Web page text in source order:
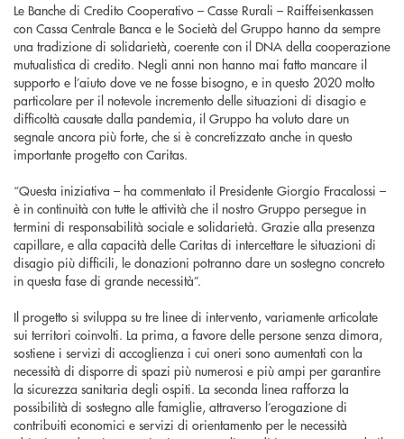
Le Banche di Credito Cooperativo – Casse Rurali – Raiffeisenkassen
con Cassa Centrale Banca e le Società del Gruppo hanno da sempre
una tradizione di solidarietà, coerente con il DNA della cooperazione
mutualistica di credito. Negli anni non hanno mai fatto mancare il
supporto e l’aiuto dove ve ne fosse bisogno, e in questo 2020 molto
particolare per il notevole incremento delle situazioni di disagio e
difficoltà causate dalla pandemia, il Gruppo ha voluto dare un
segnale ancora più forte, che si è concretizzato anche in questo
importante progetto con Caritas.
“Questa iniziativa – ha commentato il Presidente Giorgio Fracalossi –
è in continuità con tutte le attività che il nostro Gruppo persegue in
termini di responsabilità sociale e solidarietà. Grazie alla presenza
capillare, e alla capacità delle Caritas di intercettare le situazioni di
disagio più difficili, le donazioni potranno dare un sostegno concreto
in questa fase di grande necessità”.
Il progetto si sviluppa su tre linee di intervento, variamente articolate
sui territori coinvolti. La prima, a favore delle persone senza dimora,
sostiene i servizi di accoglienza i cui oneri sono aumentati con la
necessità di disporre di spazi più numerosi e più ampi per garantire
la sicurezza sanitaria degli ospiti. La seconda linea rafforza la
possibilità di sostegno alle famiglie, attraverso l’erogazione di
contribuiti economici e servizi di orientamento per le necessità